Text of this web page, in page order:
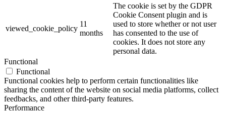
viewed_cookie_policy
11
months
The cookie is set by the GDPR
Cookie Consent plugin and is
used to store whether or not user
has consented to the use of
cookies. It does not store any
personal data.
Functional
Functional
Functional cookies help to perform certain functionalities like
sharing the content of the website on social media platforms, collect
feedbacks, and other third-party features.
Performance